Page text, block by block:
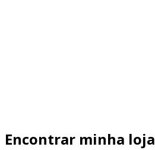
Encontrar minha loja